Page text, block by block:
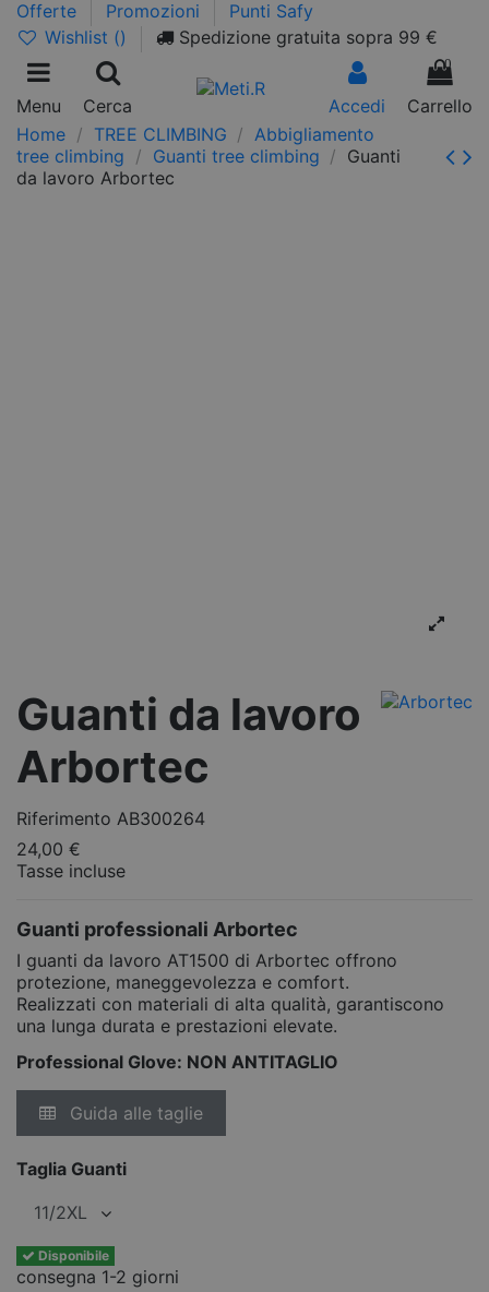
Offerte Promozioni
Punti Safy
Wishlist () Spedizione gratuita sopra 99 €
Menu Cerca Accedi
0
Carrello
Home
TREE CLIMBING
Abbigliamento
tree climbing
Guanti tree climbing
Guanti
da lavoro Arbortec
Guanti da lavoro
Arbortec
Riferimento AB300264
24,00 €
Tasse incluse
Guanti professionali Arbortec
I guanti da lavoro AT1500 di Arbortec offrono
protezione, maneggevolezza e comfort.
Realizzati con materiali di alta qualità, garantiscono
una lunga durata e prestazioni elevate.
Professional Glove: NON ANTITAGLIO
Guida alle taglie
Taglia Guanti
Disponibile
consegna 1-2 giorni